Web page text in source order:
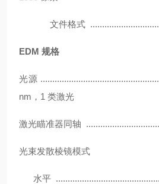
文件格式
EDM 规格
光源
nm，1 类激光
激光瞄准器同轴
光束发散棱镜模式
水平